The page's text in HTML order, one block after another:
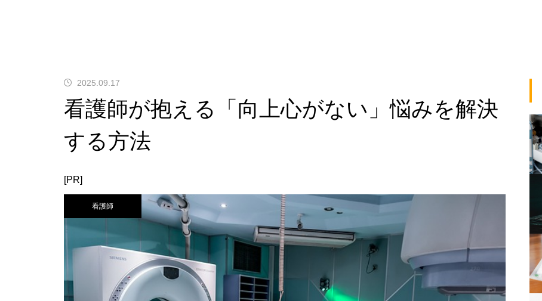
2025.09.17
看護師が抱える「向上心がない」悩みを解決
する方法
[PR]
看護師